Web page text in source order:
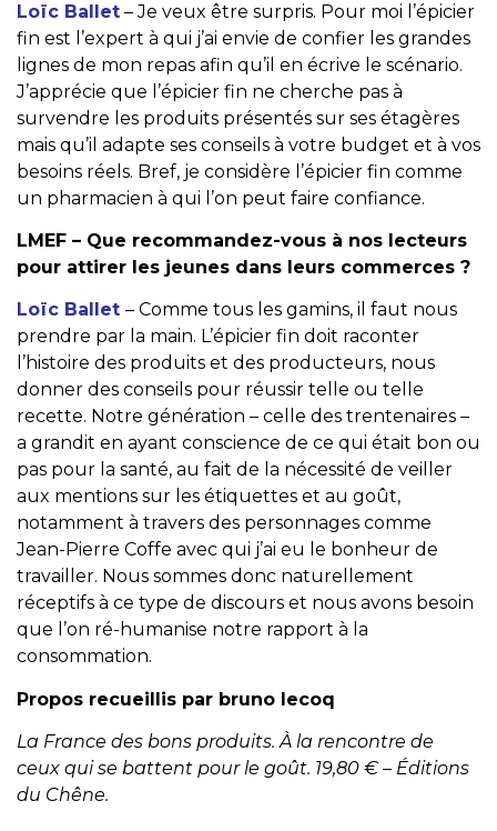
Loïc Ballet – Je veux être surpris. Pour moi l’épicier
fin est l’expert à qui j’ai envie de confier les grandes
lignes de mon repas afin qu’il en écrive le scénario.
J’apprécie que l’épicier fin ne cherche pas à
survendre les produits présentés sur ses étagères
mais qu’il adapte ses conseils à votre budget et à vos
besoins réels. Bref, je considère l’épicier fin comme
un pharmacien à qui l’on peut faire confiance.
LMEF – Que recommandez-vous à nos lecteurs
pour attirer les jeunes dans leurs commerces ?
Loïc Ballet – Comme tous les gamins, il faut nous
prendre par la main. L’épicier fin doit raconter
l’histoire des produits et des producteurs, nous
donner des conseils pour réussir telle ou telle
recette. Notre génération – celle des trentenaires –
a grandit en ayant conscience de ce qui était bon ou
pas pour la santé, au fait de la nécessité de veiller
aux mentions sur les étiquettes et au goût,
notamment à travers des personnages comme
Jean-Pierre Coffe avec qui j’ai eu le bonheur de
travailler. Nous sommes donc naturellement
réceptifs à ce type de discours et nous avons besoin
que l’on ré-humanise notre rapport à la
consommation.
Propos recueillis par bruno lecoq
La France des bons produits. À la rencontre de
ceux qui se battent pour le goût. 19,80 € – Éditions
du Chêne.